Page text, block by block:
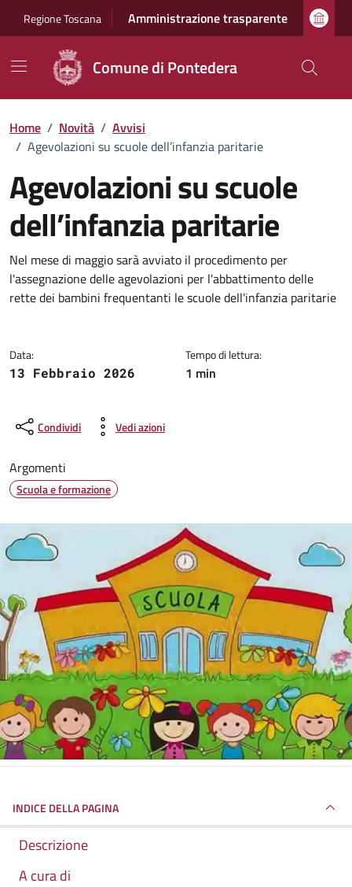
Regione Toscana Amministrazione trasparente
Comune di Pontedera
Home / Novità / Avvisi
/ Agevolazioni su scuole dell’infanzia paritarie
Agevolazioni su scuole
dell’infanzia paritarie
Dettagli della notizia
Nel mese di maggio sarà avviato il procedimento per
l'assegnazione delle agevolazioni per l'abbattimento delle
rette dei bambini frequentanti le scuole dell'infanzia paritarie
Data:
13 Febbraio 2026
Tempo di lettura:
1 min
Condividi Vedi azioni
Argomenti
Scuola e formazione
INDICE DELLA PAGINA
Descrizione
A cura di